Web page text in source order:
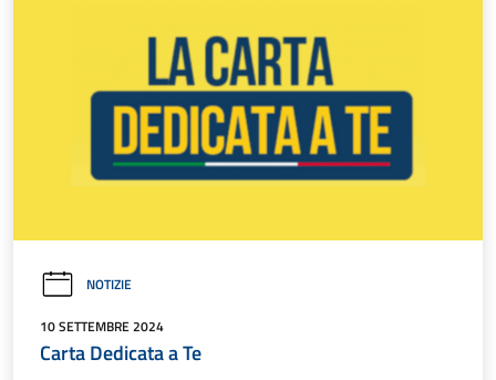
NOTIZIE
10 SETTEMBRE 2024
Carta Dedicata a Te